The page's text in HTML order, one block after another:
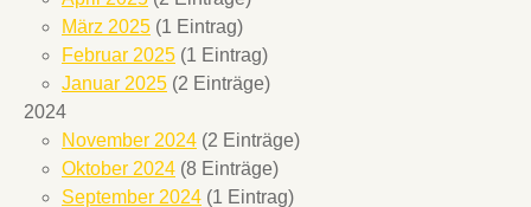
März 2025 (1 Eintrag)
Februar 2025 (1 Eintrag)
Januar 2025 (2 Einträge)
2024
November 2024 (2 Einträge)
Oktober 2024 (8 Einträge)
September 2024 (1 Eintrag)